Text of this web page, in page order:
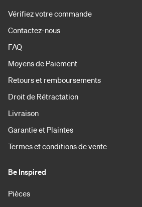
Vérifiez votre commande
Contactez-nous
FAQ
Moyens de Paiement
Retours et remboursements
Droit de Rétractation
Livraison
Garantie et Plaintes
Termes et conditions de vente
Be Inspired
Pièces